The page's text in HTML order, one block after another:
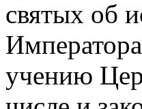
святых об
учению